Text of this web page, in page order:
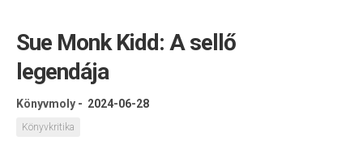
Sue Monk Kidd: A sellő
legendája
Könyvmoly - 2024-06-28
Könyvkritika